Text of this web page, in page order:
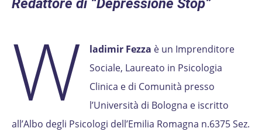
Redattore di “Depressione Stop”
W ladimir Fezza è un Imprenditore
Sociale, Laureato in Psicologia
Clinica e di Comunità presso
l’Università di Bologna e iscritto
all’Albo degli Psicologi dell’Emilia Romagna n.6375 Sez.